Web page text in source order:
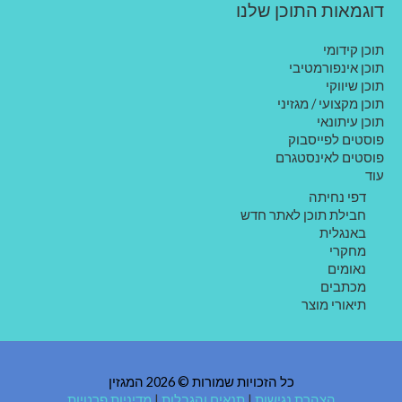
דוגמאות התוכן שלנו
תוכן קידומי
תוכן אינפורמטיבי
תוכן שיווקי
תוכן מקצועי / מגזיני
תוכן עיתונאי
פוסטים לפייסבוק
פוסטים לאינסטגרם
עוד
דפי נחיתה
חבילת תוכן לאתר חדש
באנגלית
מחקרי
נאומים
מכתבים
תיאורי מוצר
כל הזכויות שמורות © 2026 המגזין